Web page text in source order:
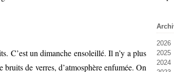
C’est un dimanche ensoleillé. Il n’y a plus
de verres, d’atmosphère enfumée. On
2026
2025
2024